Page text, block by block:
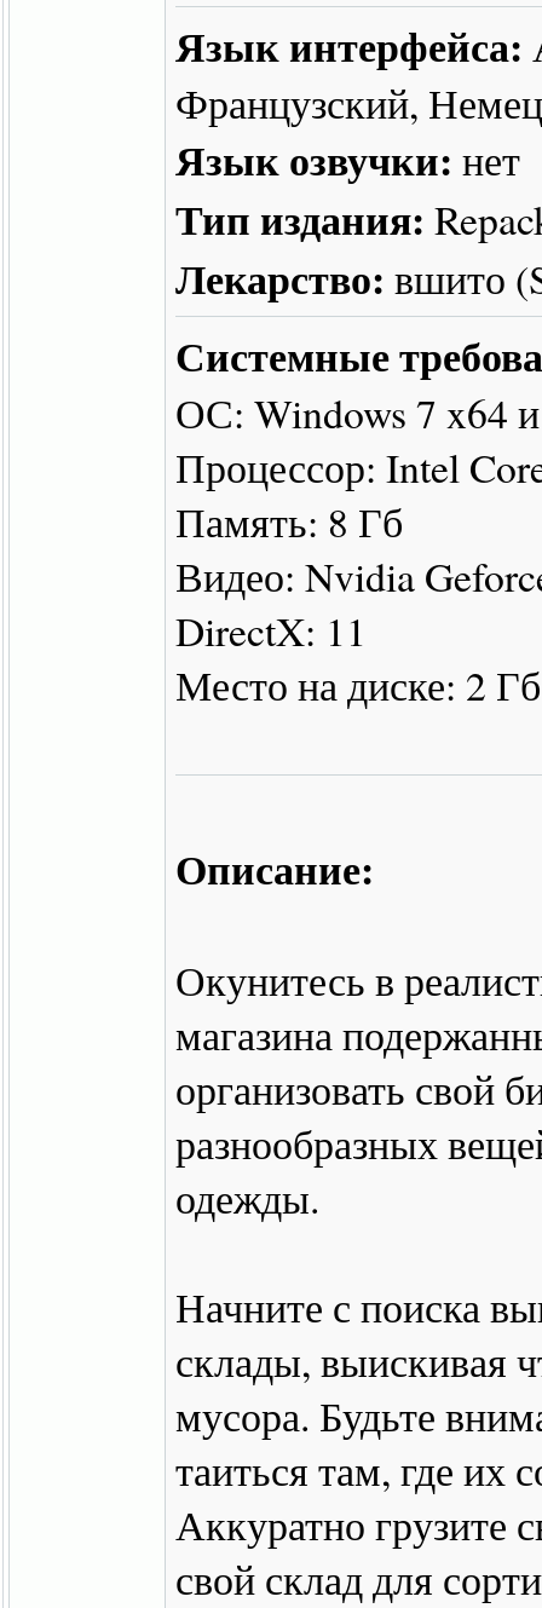
Язык интерфейса:
Французский,
Язык озвучки: нет
Тип издания:
Лекарство: вшито
Системные
ОС: Windows 7 x64
Процессор: Intel
Память: 8 Гб
Видео: Nvidia
DirectX: 11
Место на диске: 2 Гб
Описание:
Окунитесь в
магазина
организовать свой
разнообразных
одежды.
Начните с поиска
склады, выискивая
мусора. Будьте
таиться там, где их
Аккуратно грузите
свой склад для